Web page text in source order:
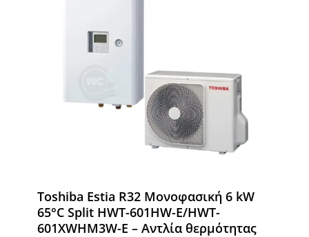
Toshiba Estia R32 Μονοφασική 6 kW
65°C Split HWT-601HW-E/HWT-
601XWHM3W-E – Αντλία θερμότητας